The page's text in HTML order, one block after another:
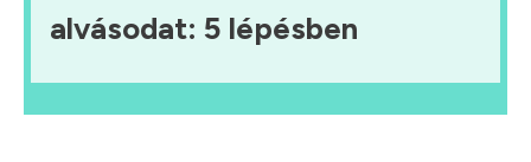
alvásodat: 5 lépésben